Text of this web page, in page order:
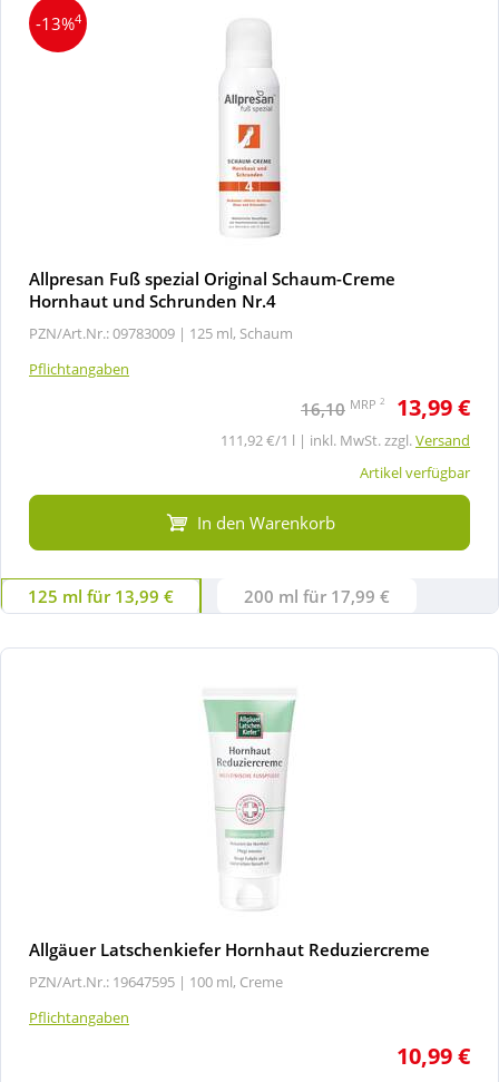
-13%4
Allpresan Fuß spezial Original Schaum-Creme
Hornhaut und Schrunden Nr.4
PZN/Art.Nr.: 09783009 | 125 ml, Schaum
Pflichtangaben
16,10 MRP 2 13,99 €
111,92 €/1 l | inkl. MwSt. zzgl.Versand
Artikel verfügbar
In den Warenkorb
125 ml für 13,99 € 200 ml für 17,99 €
Allgäuer Latschenkiefer Hornhaut Reduziercreme
PZN/Art.Nr.: 19647595 | 100 ml, Creme
Pflichtangaben
10,99 €